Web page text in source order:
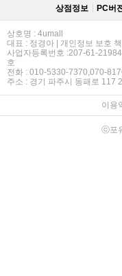
상점정보 PC버
상호명 : 4umall
대표 : 정경아 | 개인정보 보호
사업자등록번호 :207-61-
호
전화 : 010-5330-7370,070-
주소 : 경기 파주시 동패로 117
이용
ⓒ포